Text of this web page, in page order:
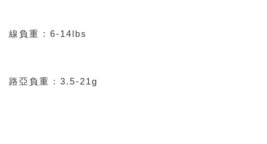
線負重 : 6-14lbs
路亞負重 : 3.5-21g